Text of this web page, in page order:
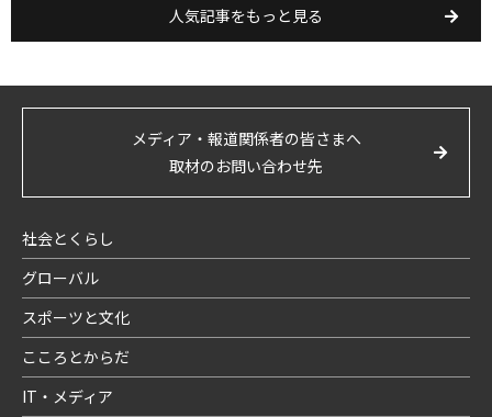
人気記事をもっと見る
メディア・報道関係者の皆さまへ
取材のお問い合わせ先
社会とくらし
グローバル
スポーツと文化
こころとからだ
IT・メディア